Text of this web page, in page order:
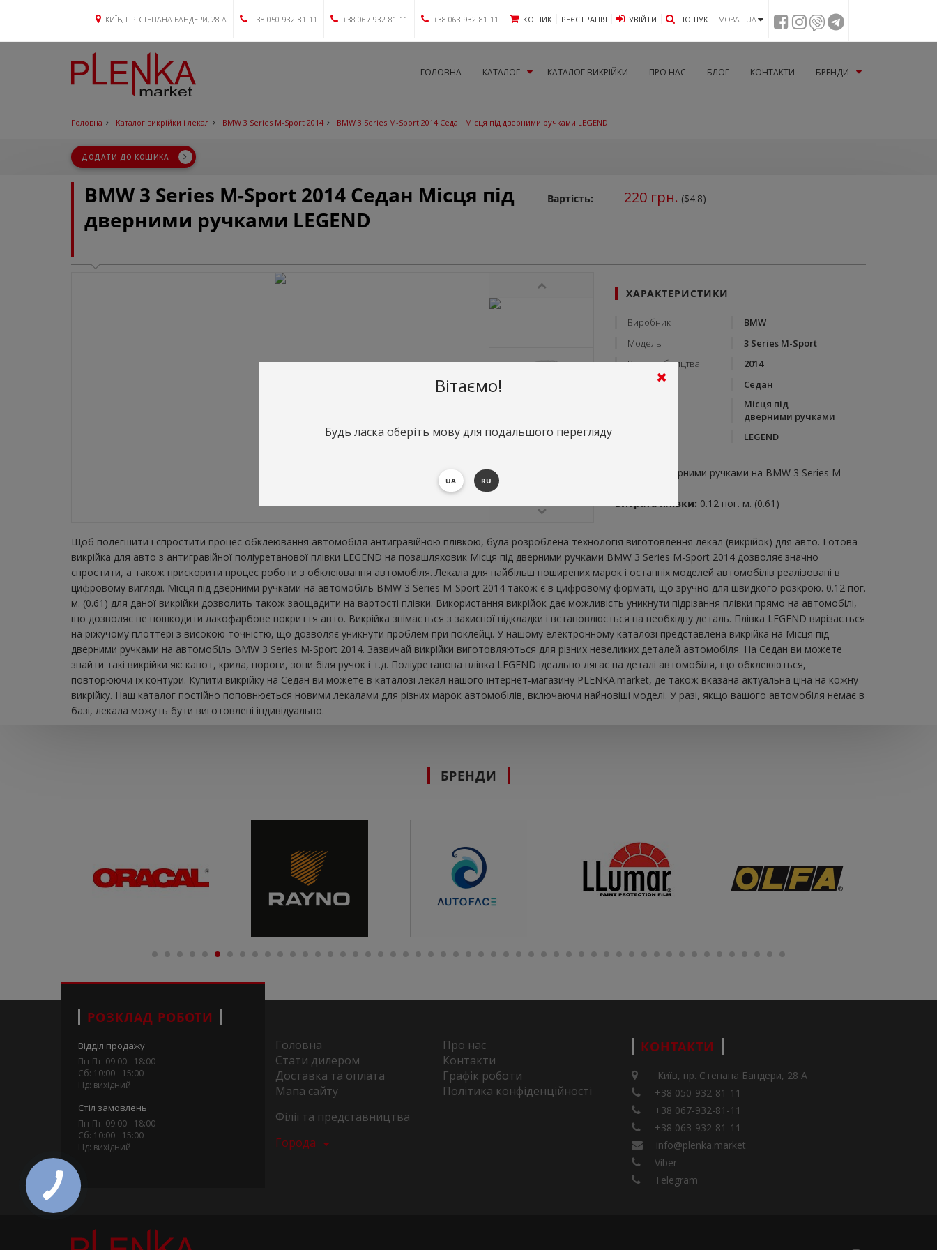
КИЇВ, ПР. СТЕПАНА БАНДЕРИ, 28 А +38 050-932-81-11 +38 067-932-81-11 +38 063-932-81-11 КОШИК РЕЄСТРАЦІЯ УВIЙТИ ПОШУК МОВА UA
ГОЛОВНА КАТАЛОГ КАТАЛОГ ВИКРІЙКИ ПРО НАС БЛОГ КОНТАКТИ БРЕНДИ
Головна Каталог викрійки і лекал BMW 3 Series M-Sport 2014 BMW 3 Series M-Sport 2014 Седан Місця під дверними ручками LEGEND
ДОДАТИ ДО КОШИКА
BMW 3 Series M-Sport 2014 Седан Місця під
дверними ручками LEGEND
Вартість: 220грн. ($4.8)
ХАРАКТЕРИСТИКИ
Виробник
BMW
Модель
3 Series M-Sport
Рік виробництва
2014
Тип кузову
Седан
Місця під
дверними ручками
LEGEND
Місця під дверними ручками на BMW 3 Series M-
Витрата плівки: 0.12 пог. м. (0.61)
Щоб полегшити і спростити процес обклеювання автомобіля антигравійною плівкою, була розроблена технологія виготовлення лекал (викрійок) для авто. Готова
викрійка для авто з антигравійної поліуретанової плівки LEGEND на позашляховик Місця під дверними ручками BMW 3 Series M-Sport 2014 дозволяє значно
спростити, а також прискорити процес роботи з обклеювання автомобіля. Лекала для найбільш поширених марок і останніх моделей автомобілів реалізовані в
цифровому вигляді. Місця під дверними ручками на автомобіль BMW 3 Series M-Sport 2014 також є в цифровому форматі, що зручно для швидкого розкрою. 0.12 пог.
м. (0.61) для даної викрійки дозволить також заощадити на вартості плівки. Використання викрійок дає можливість уникнути підрізання плівки прямо на автомобілі,
що дозволяє не пошкодити лакофарбове покриття авто. Викрійка знімається з захисної підкладки і встановлюється на необхідну деталь. Плівка LEGEND вирізається
на ріжучому плоттері з високою точністю, що дозволяє уникнути проблем при поклейці. У нашому електронному каталозі представлена ​​викрійка на Місця під
дверними ручками на автомобіль BMW 3 Series M-Sport 2014. Зазвичай викрійки виготовляються для різних невеликих деталей автомобіля. На Седан ви можете
знайти такі викрійки як: капот, крила, пороги, зони біля ручок і т.д. Поліуретанова плівка LEGEND ідеально лягає на деталі автомобіля, що обклеюються,
повторюючи їх контури. Купити викрійку на Седан ви можете в каталозі лекал нашого інтернет-магазину PLENKA.market, де також вказана актуальна ціна на кожну
викрійку. Наш каталог постійно поповнюється новими лекалами для різних марок автомобілів, включаючи найновіші моделі. У разі, якщо вашого автомобіля немає в
базі, лекала можуть бути виготовлені індивідуально.
БРЕНДИ
РОЗКЛАД РОБОТИ
Відділ продажу
Пн-Пт: 09:00 - 18:00
Сб: 10:00 - 15:00
Нд: вихідний
Стіл замовлень
Пн-Пт: 09:00 - 18:00
Сб: 10:00 - 15:00
Нд: вихідний
Головна
Про нас
Стати дилером
Контакти
Доставка та оплата
Графік роботи
Мапа сайту
Політика конфіденційності
Філії та представництва
Города
КОНТАКТИ
Київ, пр. Степана Бандери, 28 А
+38 050-932-81-11
+38 067-932-81-11
+38 063-932-81-11
info@plenka.market
Viber
Telegram
Вітаємо!
Будь ласка оберіть мову для подальшого перегляду
UA RU